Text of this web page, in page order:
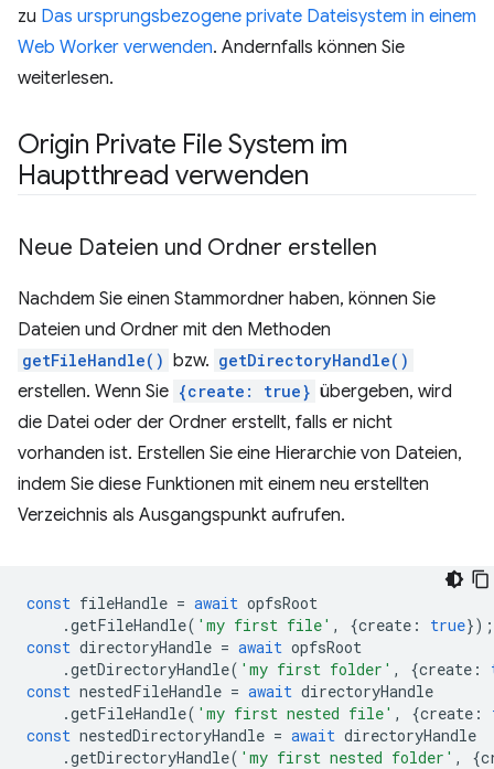
zu Das ursprungsbezogene private Dateisystem in einem
Web Worker verwenden. Andernfalls können Sie
weiterlesen.
Origin Private File System im
Hauptthread verwenden
Neue Dateien und Ordner erstellen
Nachdem Sie einen Stammordner haben, können Sie
Dateien und Ordner mit den Methoden
getFileHandle() bzw. getDirectoryHandle()
erstellen. Wenn Sie {create: true} übergeben, wird
die Datei oder der Ordner erstellt, falls er nicht
vorhanden ist. Erstellen Sie eine Hierarchie von Dateien,
indem Sie diese Funktionen mit einem neu erstellten
Verzeichnis als Ausgangspunkt aufrufen.
const fileHandle = await opfsRoot
.getFileHandle( 'my first file' , {create : true});
const directoryHandle = await opfsRoot
.getDirectoryHandle( 'my first folder' , {create :
const nestedFileHandle = await directoryHandle
.getFileHandle( 'my first nested file' , {create :
const nestedDirectoryHandle = await directoryHandle
.getDirectoryHandle( 'my first nested folder' , {